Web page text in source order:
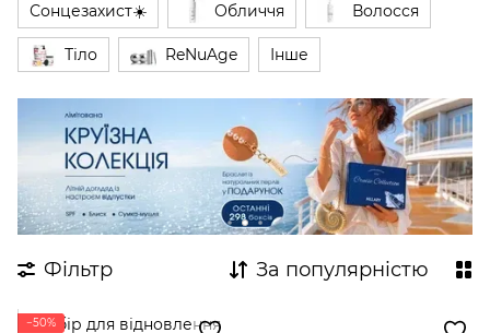
Сонцезахист☀️ Обличчя Волосся
Тіло ReNuAge Інше
Фільтр За популярністю
−50%